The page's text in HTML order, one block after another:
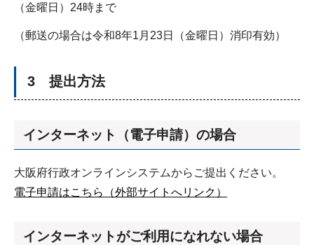
（金曜日）24時まで
（郵送の場合は令和8年1月23日（金曜日）消印有効）
3 提出方法
インターネット（電子申請）の場合
大阪府行政オンラインシステムからご提出ください。
電子申請はこちら（外部サイトへリンク）
インターネットがご利用になれない場合